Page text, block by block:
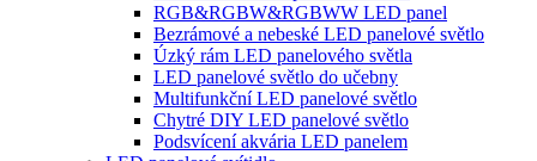
RGB&RGBW&RGBWW LED panel
Bezrámové a nebeské LED panelové světlo
Úzký rám LED panelového světla
LED panelové světlo do učebny
Multifunkční LED panelové světlo
Chytré DIY LED panelové světlo
Podsvícení akvária LED panelem